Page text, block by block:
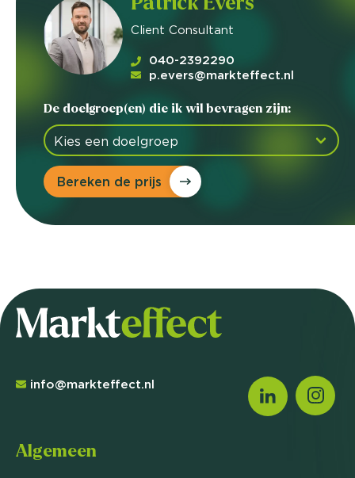
Client Consultant
040-2392290
p.evers@markteffect.nl
De doelgroep(en) die ik wil bevragen zijn:
Bereken de prijs
info@markteffect.nl
Algemeen